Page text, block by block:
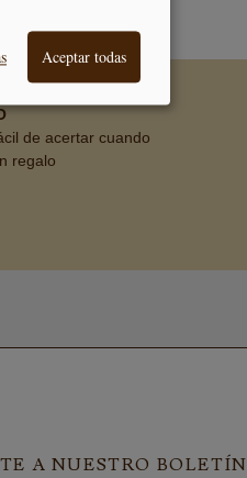
de acertar cuando
regalo
A NUESTRO BOLETÍN
Aceptar todas